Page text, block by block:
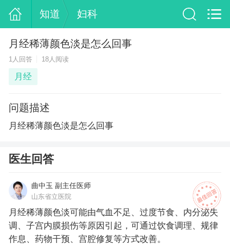
知道 妇科
月经稀薄颜色淡是怎么回事
1人回答 18人阅读
月经
问题描述
月经稀薄颜色淡是怎么回事
医生回答
曲中玉 副主任医师
山东省立医院
月经稀薄颜色淡可能由气血不足、过度节食、内分泌失
调、子宫内膜损伤等原因引起，可通过饮食调理、规律
作息、药物干预、宫腔修复等方式改善。